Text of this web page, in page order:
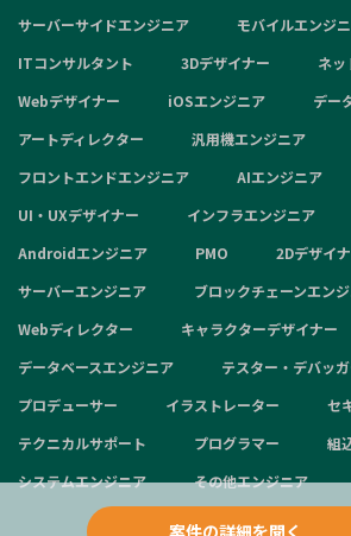
案件の詳細を聞く
サーバーサイドエンジニア
モバイルエンジ
ITコンサルタント
3Dデザイナー
ネッ
Webデザイナー
iOSエンジニア
デー
アートディレクター
汎用機エンジニア
フロントエンドエンジニア
AIエンジニア
UI・UXデザイナー
インフラエンジニア
Androidエンジニア
PMO
2Dデザイ
サーバーエンジニア
ブロックチェーンエン
Webディレクター
キャラクターデザイナー
データベースエンジニア
テスター・デバッ
プロデューサー
イラストレーター
セ
テクニカルサポート
プログラマー
組
システムエンジニア
その他エンジニア